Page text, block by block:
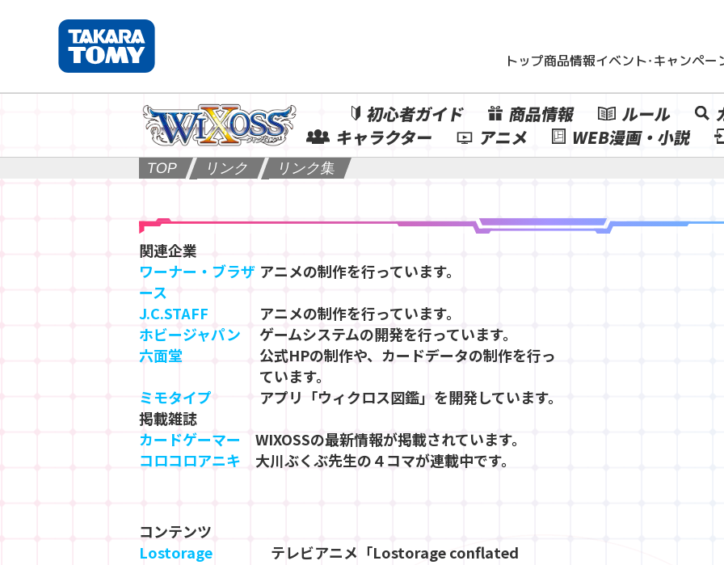
トップ商品情報イベント・キャンペー
初心者ガイド 商品情報 ルール
キャラクター
アニメ WEB漫画・小説
TOP リンク リンク集
関連企業
ワーナー・ブラザ
ース
アニメの制作を行っています。
J.C.STAFF
アニメの制作を行っています。
ホビージャパン
ゲームシステムの開発を行っています。
六面堂
公式HPの制作や、カードデータの制作を行っ
ています。
ミモタイプ
アプリ「ウィクロス図鑑」を開発しています。
掲載雑誌
カードゲーマー
WIXOSSの最新情報が掲載されています。
コロコロアニキ
大川ぶくぶ先生の４コマが連載中です。
コンテンツ
Lostorage
テレビアニメ「Lostorage conflated